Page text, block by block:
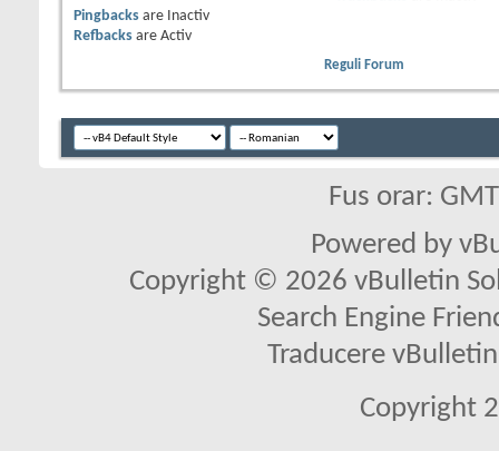
Pingbacks are
Inactiv
Refbacks are Activ
Reguli Forum
Fus orar:
Powered by
Copyright © 2026 vBulletin
Search Engine
Traducere
Copyright